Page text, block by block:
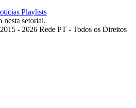
Playlists
nesta setorial.
- 2026 Rede PT - Todos os Direitos